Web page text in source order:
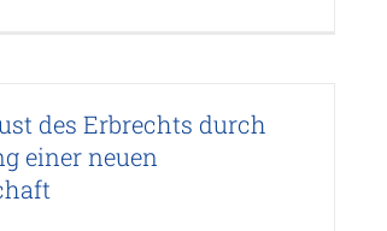
des Erbrechts durch
einer neuen